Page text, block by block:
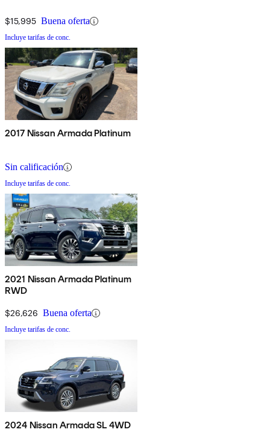
$15,995 Buena oferta
Incluye tarifas de conc.
2017 Nissan Armada Platinum
Sin calificación
Incluye tarifas de conc.
2021 Nissan Armada Platinum
RWD
$26,626 Buena oferta
Incluye tarifas de conc.
2024 Nissan Armada SL 4WD